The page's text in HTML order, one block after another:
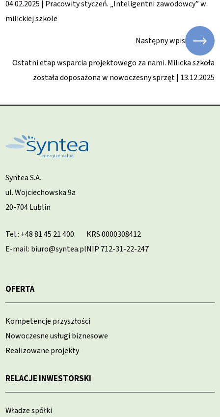
04.02.2025 | Pracowity styczeń. „Inteligentni zawodowcy” w
milickiej szkole
Następny wpis
Ostatni etap wsparcia projektowego za nami. Milicka szkoła
została doposażona w nowoczesny sprzęt | 13.12.2025
Syntea S.A.
ul. Wojciechowska 9a
20-704 Lublin
Tel.: +48 81 45 21 400
E-mail: biuro@syntea.pl
KRS 0000308412
NIP 712-31-22-247
OFERTA
Kompetencje przyszłości
Nowoczesne usługi biznesowe
Realizowane projekty
RELACJE INWESTORSKI
Władze spółki